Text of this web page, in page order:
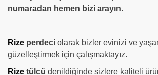
numaradan hemen bizi arayın.
Rize perdeci olarak bizler evinizi ve
güzelleştirmek için çalışmaktayız.
Rize tülcü denildiğinde sizlere kaliteli